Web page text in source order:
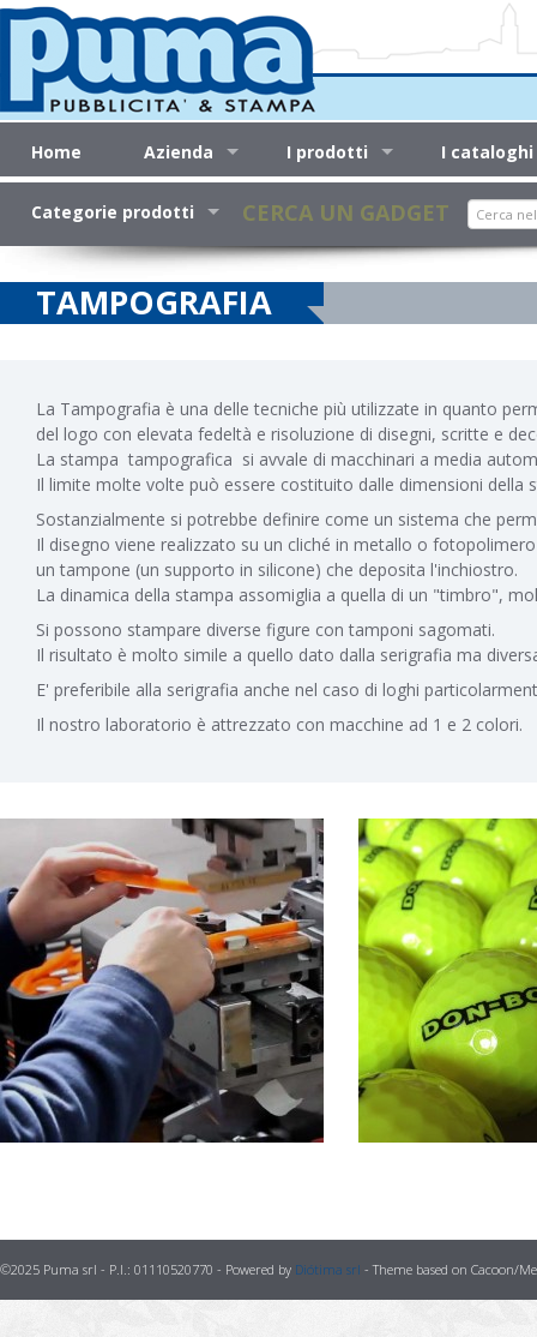
Home Azienda I prodotti I cataloghi
Categorie prodotti CERCA UN GADGET Search
TAMPOGRAFIA
La Tampografia è una delle tecniche più utilizzate in quanto
del logo con elevata fedeltà e risoluzione di disegni, scritte e
La stampa tampografica si avvale di macchinari a media
Il limite molte volte può essere costituito dalle dimensioni della
Sostanzialmente si potrebbe definire come un sistema che
Il disegno viene realizzato su un cliché in metallo o
un tampone (un supporto in silicone) che deposita l'inchiostro.
La dinamica della stampa assomiglia a quella di un "timbro",
Si possono stampare diverse figure con tamponi sagomati.
Il risultato è molto simile a quello dato dalla serigrafia ma
E' preferibile alla serigrafia anche nel caso di loghi
Il nostro laboratorio è attrezzato con macchine ad 1 e 2 colori.
©2025 Puma srl - P.I.: 01110520770 - Powered by Diótima srl - Theme based on Cacoon/